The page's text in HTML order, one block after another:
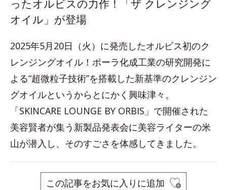
ったオルビスの力作！「ザ クレンジング
オイル」が登場
2025年5月20日（火）に発売したオルビス初のク
レンジングオイル！ポーラ化成工業の研究開発に
よる“超微粒子技術”を搭載した新基準のクレンジン
グオイルというからとにかく興味津々。
「SKINCARE LOUNGE BY ORBIS」で開催された
美容賢者が集う新製品発表会に美容ライターの米
山が潜入し、そのすごさを体感してきました。
この記事をお気に入りに追加